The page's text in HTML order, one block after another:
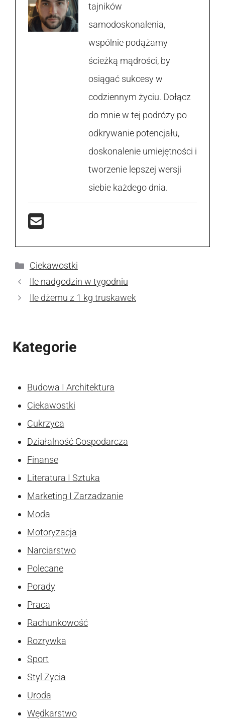
tajników
samodoskonalenia,
wspólnie podążamy
ścieżką mądrości, by
osiągać sukcesy w
codziennym życiu. Dołącz
do mnie w tej podróży po
odkrywanie potencjału,
doskonalenie umiejętności i
tworzenie lepszej wersji
siebie każdego dnia.
Kategorie
Ciekawostki
Ile nadgodzin w tygodniu
Ile dżemu z 1 kg truskawek
Kategorie
Budowa I Architektura
Ciekawostki
Cukrzyca
Działalność Gospodarcza
Finanse
Literatura I Sztuka
Marketing I Zarzadzanie
Moda
Motoryzacja
Narciarstwo
Polecane
Porady
Praca
Rachunkowość
Rozrywka
Sport
Styl Zycia
Uroda
Wędkarstwo